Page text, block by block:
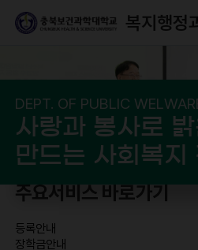
복지행정
DEPT. OF PUBLIC
사랑과 봉사로
만드는 사회복지
주요서비스 바로가기
등록안내
장학금안내